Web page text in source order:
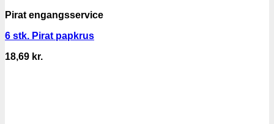
Pirat engangsservice
6 stk. Pirat papkrus
18,69 kr.